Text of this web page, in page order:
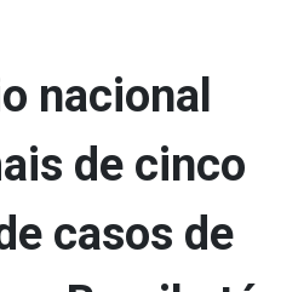
nacional
de cinco
casos de